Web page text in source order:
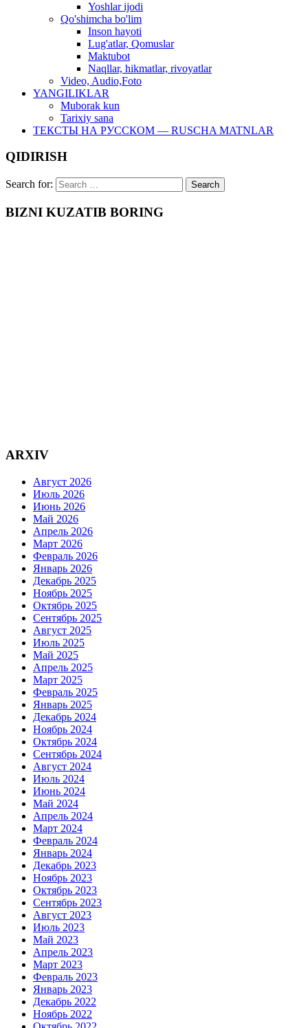
Yoshlar ijodi
Qo'shimcha bo'lim
Inson hayoti
Lug'atlar, Qomuslar
Maktubot
Naqllar, hikmatlar, rivoyatlar
Video, Audio,Foto
YANGILIKLAR
Muborak kun
Tarixiy sana
ТЕКСТЫ НА РУССКОМ — RUSCHA MATNLAR
QIDIRISH
Search for:
BIZNI KUZATIB BORING
ARXIV
Август 2026
Июль 2026
Июнь 2026
Май 2026
Апрель 2026
Март 2026
Февраль 2026
Январь 2026
Декабрь 2025
Ноябрь 2025
Октябрь 2025
Сентябрь 2025
Август 2025
Июль 2025
Май 2025
Апрель 2025
Март 2025
Февраль 2025
Январь 2025
Декабрь 2024
Ноябрь 2024
Октябрь 2024
Сентябрь 2024
Август 2024
Июль 2024
Июнь 2024
Май 2024
Апрель 2024
Март 2024
Февраль 2024
Январь 2024
Декабрь 2023
Ноябрь 2023
Октябрь 2023
Сентябрь 2023
Август 2023
Июль 2023
Май 2023
Апрель 2023
Март 2023
Февраль 2023
Январь 2023
Декабрь 2022
Ноябрь 2022